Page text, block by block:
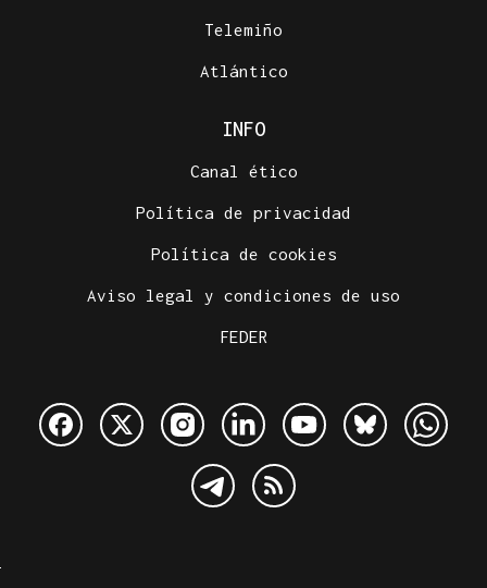
Telemiño
Atlántico
INFO
Canal ético
Política de privacidad
Política de cookies
Aviso legal y condiciones de uso
FEDER